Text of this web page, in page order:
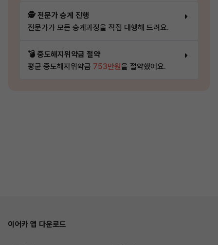
🕵️ 전문가 승계 진행
전문가가 모든 승계과정을 직접 대행해 드려요.
💣 중도해지위약금 절약
평균 중도해지위약금 753만원을 절약했어요.
이어카 앱 다운로드